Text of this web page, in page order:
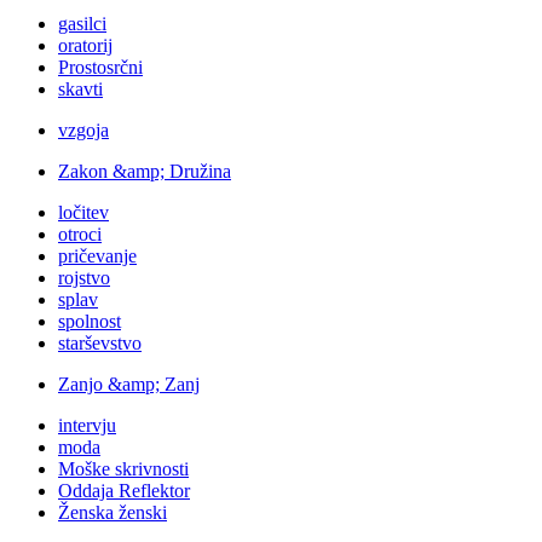
gasilci
oratorij
Prostosrčni
skavti
vzgoja
Zakon &amp; Družina
ločitev
otroci
pričevanje
rojstvo
splav
spolnost
starševstvo
Zanjo &amp; Zanj
intervju
moda
Moške skrivnosti
Oddaja Reflektor
Ženska ženski